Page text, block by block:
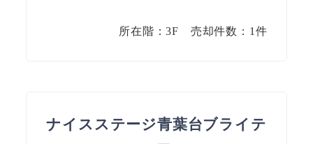
所在階：3F 売却件数：1件
ナイスステージ青葉台ブライテ